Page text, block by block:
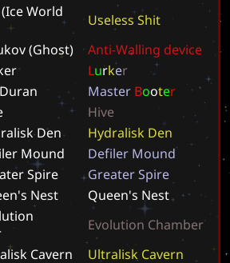
World
Useless Shit
(Ghost) Anti-Walling device
Lurker
Master Booter
Hive
Den Hydralisk Den
Mound Defiler Mound
Spire GreaterSpire
Nest Queen's Nest
Evolution Chamber
Cavern Ultralisk Cavern